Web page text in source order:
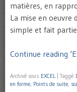
matières, en
La mise en oeuvre
simple et fait
Continue reading
Archivé sous EXCEL Taggé
en forme, Points de suite,